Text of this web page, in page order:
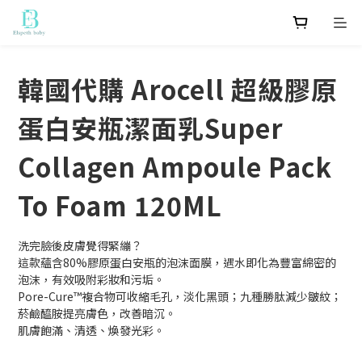
韓國代購 Arocell 超級膠原
蛋白安瓶潔面乳Super
Collagen Ampoule Pack
To Foam 120ML
洗完臉後皮膚覺得緊繃？
這款蘊含80%膠原蛋白安瓶的泡沫面膜，遇水即化為豐富綿密的
泡沫，有效吸附彩妝和污垢。
Pore-Cure™複合物可收縮毛孔，淡化黑頭；九種勝肽減少皺紋；
菸鹼醯胺提亮膚色，改善暗沉。
肌膚飽滿、清透、煥發光彩。